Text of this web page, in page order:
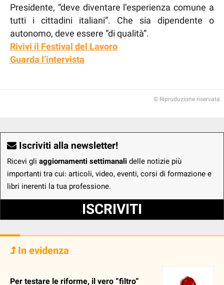
Presidente, “deve diventare l’esperienza comune a
tutti i cittadini italiani”. Che sia dipendente o
autonomo, deve essere “di qualità”.
Rivivi il Festival del Lavoro
Guarda l’intervista
© Riproduzione riservata
Iscriviti alla newsletter!
Ricevi gli aggiornamenti settimanali delle notizie più
importanti tra cui: articoli, video, eventi, corsi di formazione e
libri inerenti la tua professione.
ISCRIVITI
In evidenza
Per testare le riforme, il vero “filtro”